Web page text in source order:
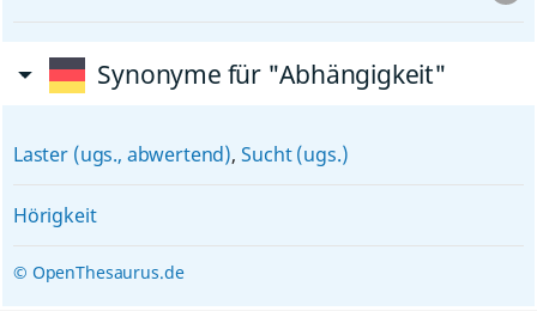
Synonyme für "Abhängigkeit"
Laster (ugs., abwertend),Sucht (ugs.)
Hörigkeit
© OpenThesaurus.de